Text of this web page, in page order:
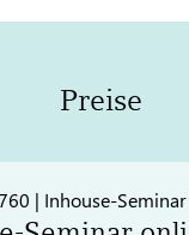
Preise
| Inhouse-